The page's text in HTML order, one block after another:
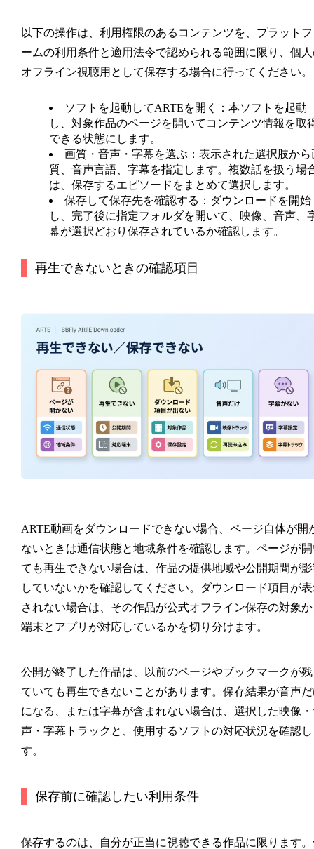
以下の操作は、利用権限のあるコンテンツを、プラット
ームの利用条件と適用法令で認められる範囲に限り、個
オフライン視聴用として保存する場合に行ってください。
ソフトを起動してARTEを開く： 本ソフトを起動
し、対象作品のページを開いてコンテンツ情報を取
できる状態にします。
画質・音声・字幕を選ぶ： 表示された選択肢から
質、音声言語、字幕を指定します。複数話を扱う場
は、保存するエピソードをまとめて選択します。
保存して保存先を確認する： ダウンロードを開始
し、完了後に指定フォルダを開いて、映像、音声、
幕が選択どおり保存されているか確認します。
再生できないときの確認項目
ARTE動画をダウンロードできない場合、ページ自体が開
ないときは通信状態と地域条件を確認します。ページが
ても再生できない場合は、作品の提供地域や公開期間が
していないかを確認してください。ダウンロード項目が
されない場合は、その作品が公式オフライン保存の対象
端末とアプリが対応しているかを切り分けます。
公開が終了した作品は、以前のページやブックマークが
ていても再生できないことがあります。保存結果が音声
になる、または字幕が含まれない場合は、選択した映像
声・字幕トラックと、使用するソフトの対応状況を確認
す。
保存前に確認したい利用条件
保存するのは、自分が正当に視聴できる作品に限ります